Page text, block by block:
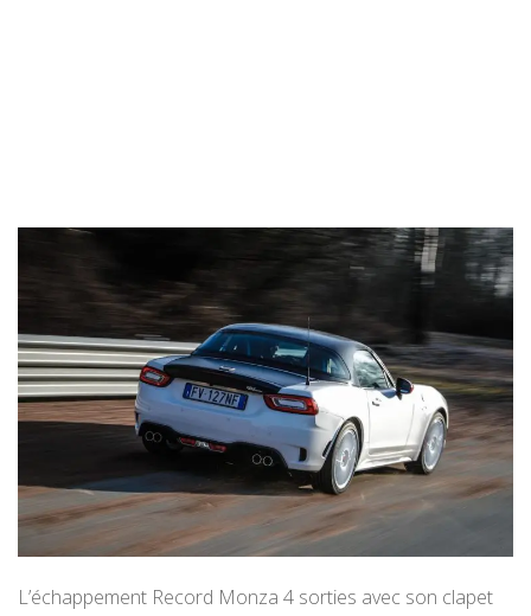
L’échappement Record Monza 4 sorties avec son clapet